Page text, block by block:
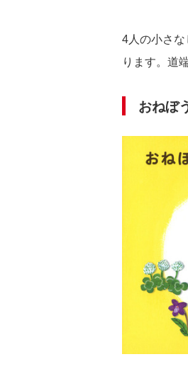
4人の小さ
ります。道
おねぼ